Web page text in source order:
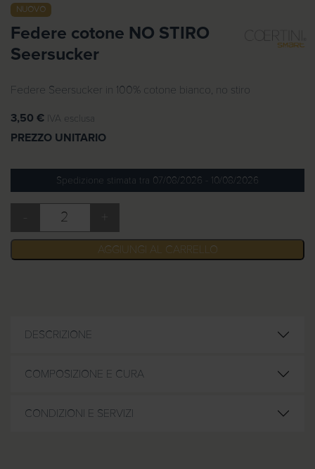
NUOVO
Federe cotone NO STIRO
Seersucker
Federe Seersucker in 100% cotone bianco, no stiro
3,50 € IVA esclusa
PREZZO UNITARIO
Spedizione stimata tra 07/08/2026 - 10/08/2026
Federe cotone NO STIRO Seersucker quantità
AGGIUNGI AL CARRELLO
DESCRIZIONE
COMPOSIZIONE E CURA
CONDIZIONI E SERVIZI